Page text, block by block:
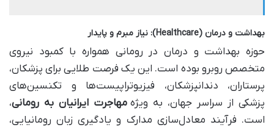
بهداشت و درمان (Healthcare): نیاز مبرم و پایدار
حوزه بهداشت و درمان در رومانی همواره با کمبود نیروی
متخصص روبرو بوده است. این یک فرصت طلایی برای پزشکان،
پرستاران، دندانپزشکان، فیزیوتراپیست‌ها و تکنسین‌های
پزشکی از سراسر جهان، به ویژه مهاجرت ایرانیان به رومانی،
است. فرآیند معادل‌سازی مدارک و یادگیری زبان رومانیایی،